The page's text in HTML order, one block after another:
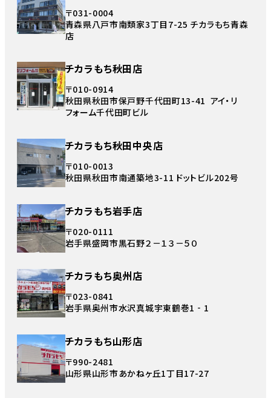
〒031-0004
青森県八戸市南類家3丁目7-25 チカラもち青森
店
チカラもち秋田店
〒010-0914
秋田県秋田市保戸野千代田町13-41 アイ・リ
フォーム千代田町ビル
チカラもち秋田中央店
〒010-0013
秋田県秋田市南通築地3-11 ドットビル202号
チカラもち岩手店
〒020-0111
岩手県盛岡市黒石野２－１３－５０
チカラもち奥州店
〒023-0841
岩手県奥州市水沢真城宇東鶴巻1‐1
チカラもち山形店
〒990-2481
山形県山形市あかねヶ丘1丁目17-27